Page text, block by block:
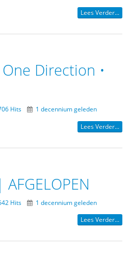
Lees Verder...
Direction •
Hits 1 decennium geleden
Lees Verder...
Hits 1 decennium geleden
Lees Verder...